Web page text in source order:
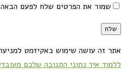
שמור את הפרטים שלח לפעם
אתר זה עושה שימוש באקיזמט
ללמוד איך נתוני התגובה שלכם